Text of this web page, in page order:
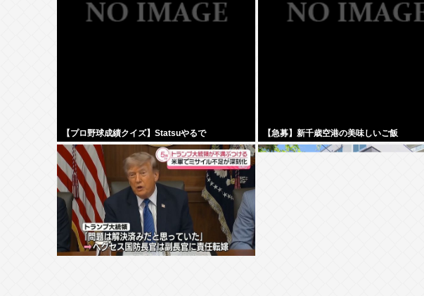
【プロ野球成績クイズ】Statsuやるで 【急募】新千歳空港の美味しいご飯